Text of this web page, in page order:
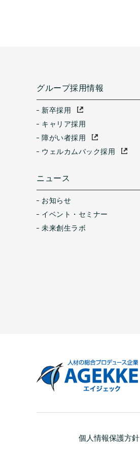
グループ採用情報
新卒採用
キャリア採用
障がい者採用
ウェルカムバック採用
ニュース
お知らせ
イベント・セミナー
未来創生ラボ
個人情報保護方針